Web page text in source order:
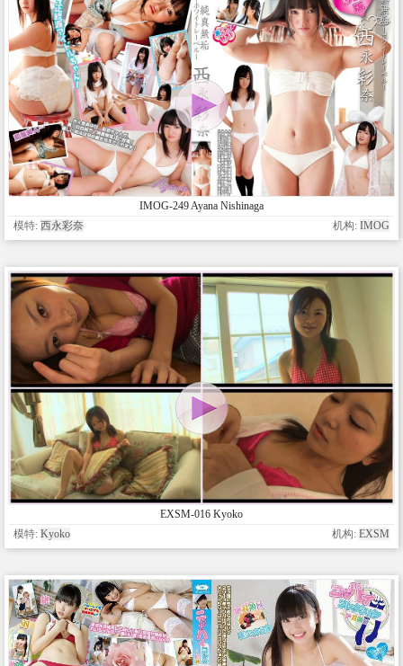
IMOG-249 Ayana Nishinaga
模特: 西永彩奈 机构: IMOG
EXSM-016 Kyoko
模特: Kyoko 机构: EXSM